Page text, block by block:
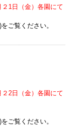
1日（金）各園にて
)をご覧ください。
2日（金）各園にて
)をご覧ください。